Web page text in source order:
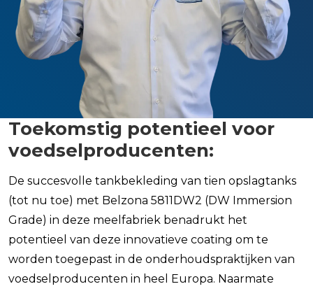
Toekomstig potentieel voor
voedselproducenten:
De succesvolle tankbekleding van tien opslagtanks
(tot nu toe) met Belzona 5811DW2 (DW Immersion
Grade) in deze meelfabriek benadrukt het
potentieel van deze innovatieve coating om te
worden toegepast in de onderhoudspraktijken van
voedselproducenten in heel Europa. Naarmate